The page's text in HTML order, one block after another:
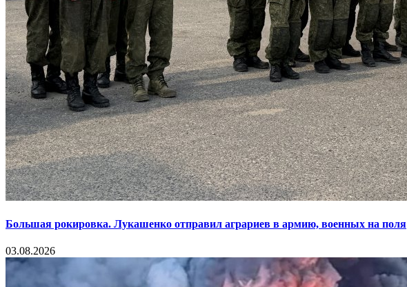
Большая рокировка. Лукашенко отправил аграриев в армию, военных на поля
03.08.2026